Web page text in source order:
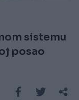
sistemu
posao